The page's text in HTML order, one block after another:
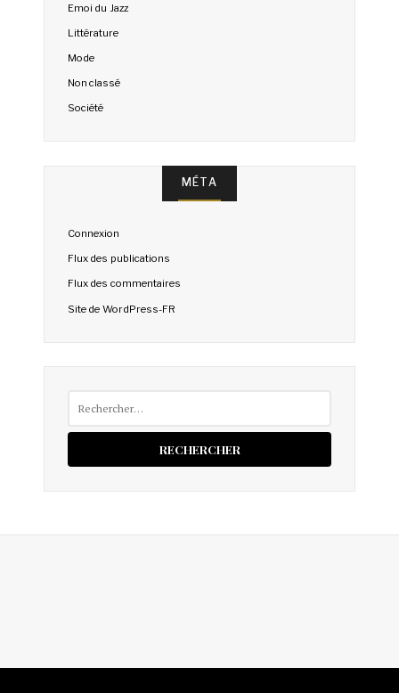
Emoi du Jazz
Littérature
Mode
Non classé
Société
MÉTA
Connexion
Flux des publications
Flux des commentaires
Site de WordPress-FR